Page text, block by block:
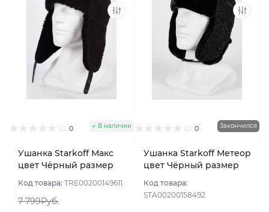
0 В наличии
Ушанка Starkoff Макс
цвет Чёрный размер
Код товара: TRE00200149611
7 799Руб.
0 Закончился
Ушанка Starkoff Метеор
цвет Чёрный размер
Код товара:
STA00200158492